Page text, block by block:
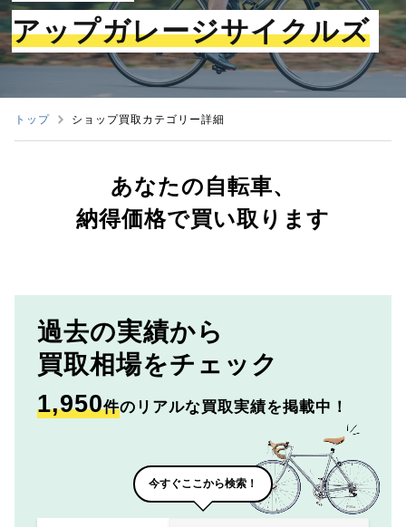
アップガレージサイクルズ
トップ ショップ買取カテゴリー詳細
あなたの自転車、
納得価格で買い取ります
過去の実績から
買取相場をチェック
1,950件のリアルな買取実績を掲載中！
今すぐここから検索！